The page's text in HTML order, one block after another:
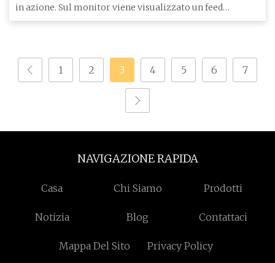
in azione. Sul monitor viene visualizzato un feed
proveniente
1 2 3 4 5 6 7
NAVIGAZIONE RAPIDA
Casa Chi Siamo Prodotti
Notizia Blog Contattaci
Mappa Del Sito Privacy Policy